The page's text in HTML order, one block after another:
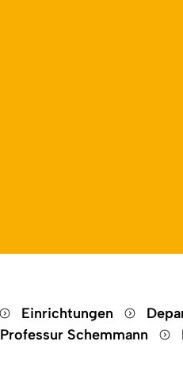
Einrichtungen
Professur Schemmann